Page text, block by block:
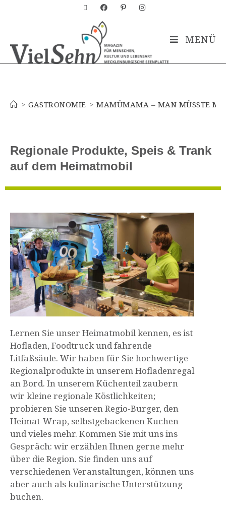
MENÜ
> GASTRONOMIE > MAMÜMAMA – MAN MÜSSTE
Regionale Produkte, Speis & Trank
auf dem Heimatmobil
Lernen Sie unser Heimatmobil kennen, es ist
Hofladen, Foodtruck und fahrende
Litfaßsäule. Wir haben für Sie hochwertige
Regionalprodukte in unserem Hofladenregal
an Bord. In unserem Küchenteil zaubern
wir kleine regionale Köstlichkeiten;
probieren Sie unseren Regio-Burger, den
Heimat-Wrap, selbstgebackenen Kuchen
und vieles mehr. Kommen Sie mit uns ins
Gespräch: wir erzählen Ihnen gerne mehr
über die Region. Sie finden uns auf
verschiedenen Veranstaltungen, können uns
aber auch als kulinarische Unterstützung
buchen.